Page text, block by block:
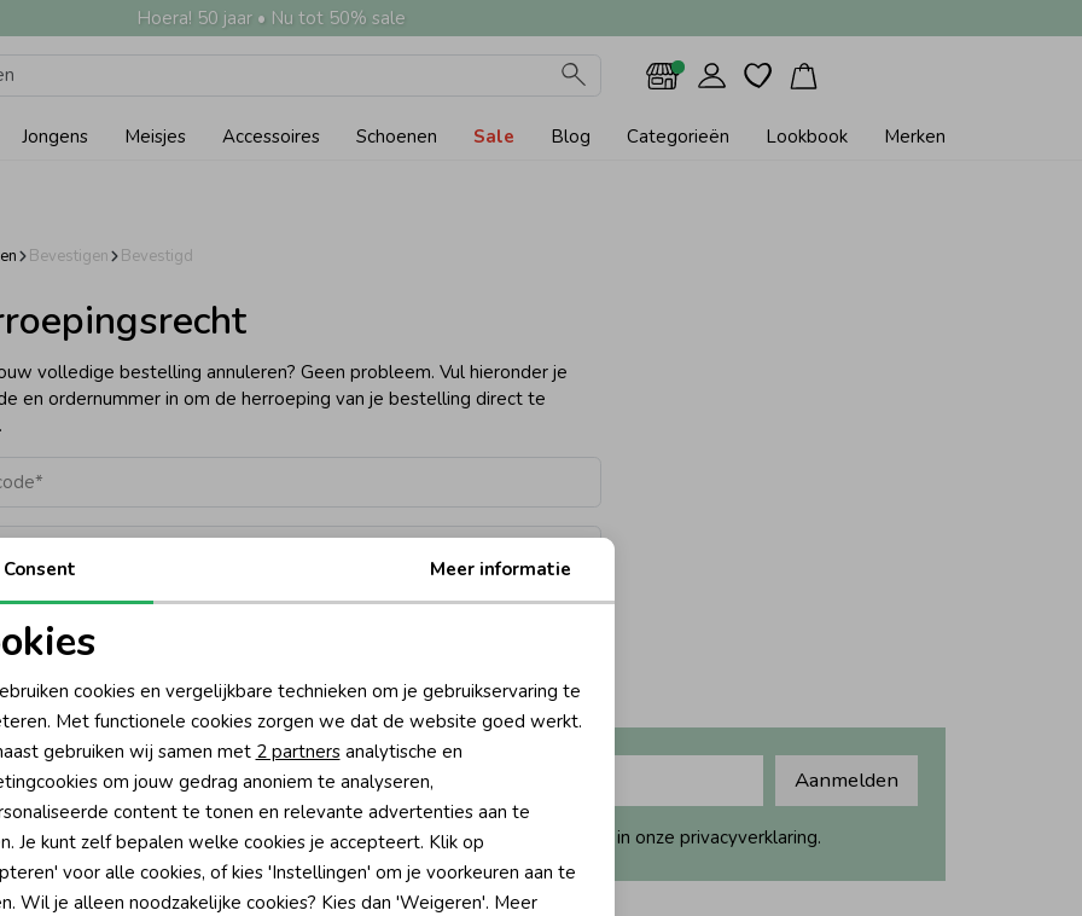
Hoera! 50 jaar • Nu tot 50% sale
Jongens Meisjes Accessoires Schoenen Sale Blog Categorieën Lookbook Merken
Bevestigen Bevestigd
volledige bestelling annuleren? Geen probleem. Vul hieronder je
en ordernummer in om de herroeping van je bestelling direct te
direct 10% korting* op je
Aanmelden
Hoe we met je data omgaan? Bekijk dit in onze privacyverklaring.
cookies
cookies Marketing cookies
Consent Meer informatie
cookies en vergelijkbare technieken om je gebruikservaring te
Met functionele cookies zorgen we dat de website goed werkt.
gebruiken wij samen met 2 partnersanalytische en
om jouw gedrag anoniem te analyseren,
content te tonen en relevante advertenties aan te
Je kunt zelf bepalen welke cookies je accepteert. Klik op
voor alle cookies, of kies 'Instellingen' om je voorkeuren aan te
Wil je alleen noodzakelijke cookies? Kies dan 'Weigeren'. Meer